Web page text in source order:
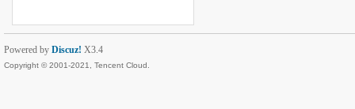
Powered by Discuz! X3.4
Copyright © 2001-2021, Tencent Cloud.